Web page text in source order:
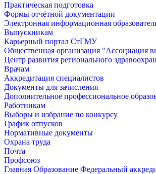
Практическая подготовка
Формы отчётной документации
Электронная информационная
Выпускникам
Карьерный портал СтГМУ
Общественная организация
Центр развития регионального
Врачам
Аккредитация специалистов
Документы для зачисления
Дополнительное профессиональное
Работникам
Выборы и избрание по конкурсу
График отпусков
Нормативные документы
Охрана труда
Почта
Профсоюз
Главная Образование Федеральный